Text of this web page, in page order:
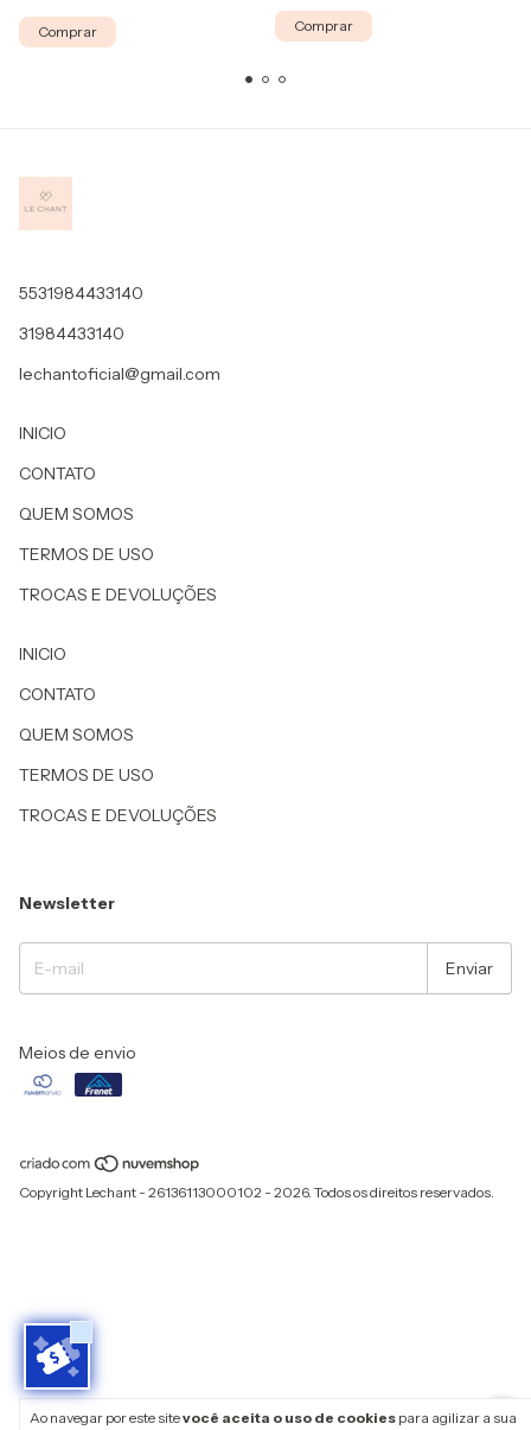
Ao navegar por este sitevocê aceita o uso de cookies para agilizar a sua
Comprar Comprar
5531984433140
31984433140
lechantoficial@gmail.com
INICIO
CONTATO
QUEM SOMOS
TERMOS DE USO
TROCAS E DEVOLUÇÕES
INICIO
CONTATO
QUEM SOMOS
TERMOS DE USO
TROCAS E DEVOLUÇÕES
Newsletter
Meios de envio
Copyright Lechant - 26136113000102 - 2026. Todos os direitos reservados.